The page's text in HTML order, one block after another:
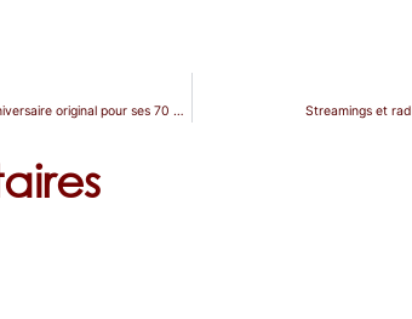
Gregory Kunde, un cadeau d’anniversaire original pour ses 70 ans Streamings et